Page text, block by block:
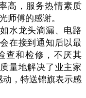
高，服务热情素质
师傅的感谢。
水龙头滴漏、电路
在接到通知后以最
查和检修，不厌其
量地解决了业主家
动，特送锦旗表示感